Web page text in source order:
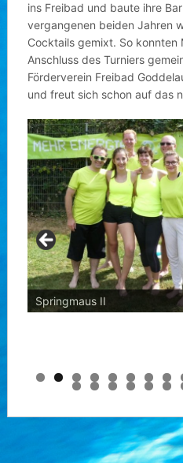
ins Freibad und baute ihre
vergangenen beiden Jahren
Cocktails gemixt. So konnten
Anschluss des Turniers
Förderverein Freibad
und freut sich schon auf das
Springmaus II